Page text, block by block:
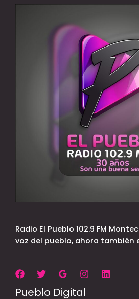
Radio El Pueblo 102.9 FM
voz del pueblo, ahora también
Pueblo Digital